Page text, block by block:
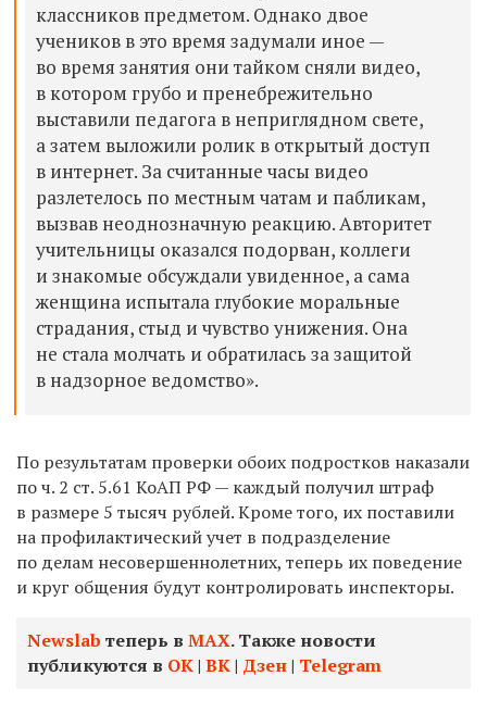
классников предметом. Однако двое
учеников в это время задумали иное —
во время занятия они тайком сняли видео,
в котором грубо и пренебрежительно
выставили педагога в неприглядном свете,
а затем выложили ролик в открытый доступ
в интернет. За считанные часы видео
разлетелось по местным чатам и пабликам,
вызвав неоднозначную реакцию. Авторитет
учительницы оказался подорван, коллеги
и знакомые обсуждали увиденное, а сама
женщина испытала глубокие моральные
страдания, стыд и чувство унижения. Она
не стала молчать и обратилась за защитой
в надзорное ведомство».
По результатам проверки обоих подростков наказали
по ч. 2 ст. 5.61 КоАП РФ — каждый получил штраф
в размере 5 тысяч рублей. Кроме того, их поставили
на профилактический учет в подразделение
по делам несовершеннолетних, теперь их поведение
и круг общения будут контролировать инспекторы.
Newslab теперь в МАХ. Также новости
публикуются в ОК| ВК| Дзен| Telegram